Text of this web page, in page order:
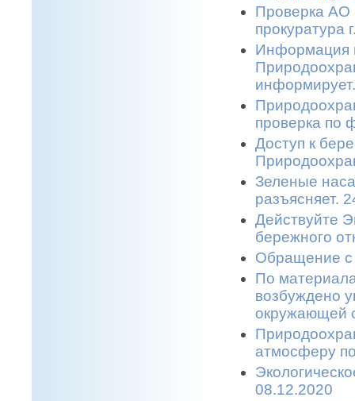
Проверка АО
прокуратура
Информация
проверка по
Доступ к
Зеленые
разъясняет.
Действуйте
бережного
Обращение с
По
возбуждено
окружающей
атмосферу
08.12.2020